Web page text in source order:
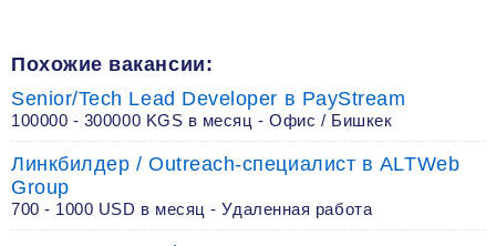
Похожие вакансии:
Senior/Tech Lead Developer в PayStream
100000 - 300000 KGS в месяц - Офис / Бишкек
Линкбилдер / Outreach-специалист в ALTWeb
Group
700 - 1000 USD в месяц - Удаленная работа